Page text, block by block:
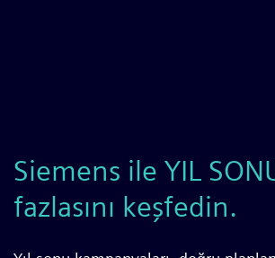
Siemens ile YIL
fazlasını keşfedin.